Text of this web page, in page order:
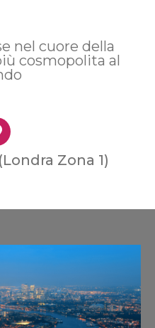
nel cuore della
cosmopolita al
Zona 1)